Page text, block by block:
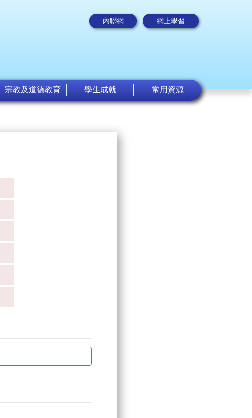
內聯網 網上學習
宗教及道德教育 學生成就 常用資源